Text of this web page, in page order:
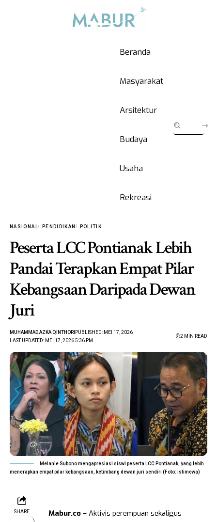
Beranda
Masyarakat
Arsitektur
Budaya
Usaha
Rekreasi
NASIONAL PENDIDIKAN POLITIK
Peserta LCC Pontianak Lebih
Pandai Terapkan Empat Pilar
Kebangsaan Daripada Dewan
Juri
LAST UPDATED: MEI 17, 2026 5:36 PM
MUHAMMAD AZKA QINTHORI PUBLISHED: MEI 17, 2026
2 MIN READ
Melanie Subono mengapresiasi siswi peserta LCC Pontianak, yang lebih
menerapkan empat pilar kebangsaan, ketimbang dewan juri sendiri (Foto: istimewa)
SHARE Mabur.co – Aktivis perempuan sekaligus